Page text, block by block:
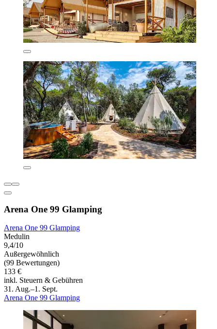
Arena One 99 Glamping
Arena One 99 Glamping
Medulin
9,4/10
Außergewöhnlich
(99 Bewertungen)
133 €
inkl. Steuern & Gebühren
31. Aug.–1. Sept.
Arena One 99 Glamping